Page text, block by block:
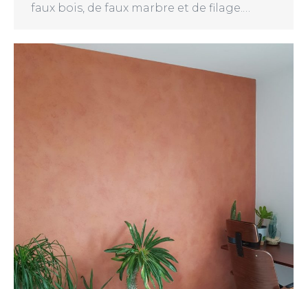
faux bois, de faux marbre et de filage.…